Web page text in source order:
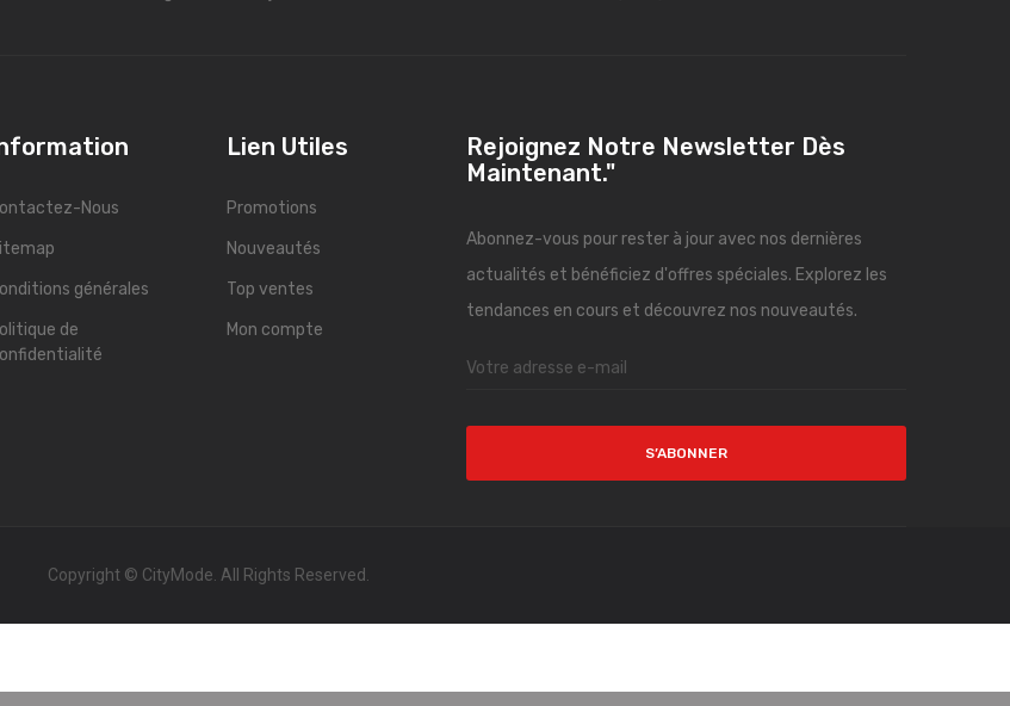
Nous
générales
de
Lien Utiles
Promotions
Nouveautés
Top ventes
Mon compte
Rejoignez Notre Newsletter Dès
Maintenant."
Abonnez-vous pour rester à jour avec nos dernières
actualités et bénéficiez d'offres spéciales. Explorez les
tendances en cours et découvrez nos nouveautés.
S’ABONNER
Copyright © CityMode. All Rights Reserved.